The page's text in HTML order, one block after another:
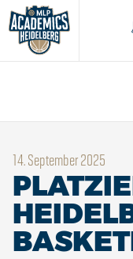
14. September 2025